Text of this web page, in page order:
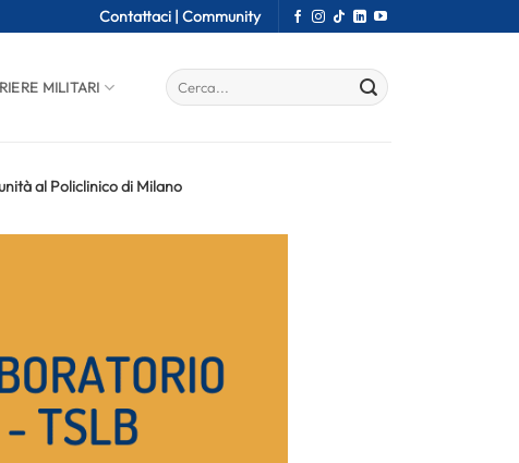
Contattaci | Community
MILITARI
al Policlinico di Milano